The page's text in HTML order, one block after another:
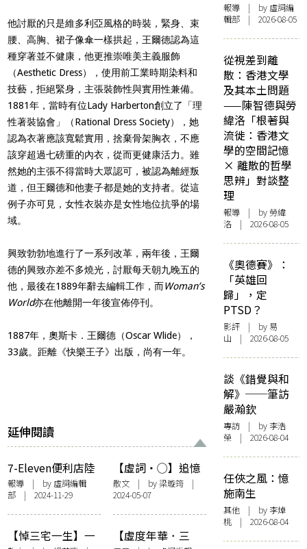
他討厭的只是維多利亞風格的時裝，緊身、束
腰、高胸、裙子像傘一樣拱起，王爾德認為這
種穿著並不健康，他更推崇唯美主義服飾
（Aesthetic Dress），使用前工業時期染料和
技藝，拒絕緊身，主張裝飾性與實用性兼備。
1881年，當時有位Lady Harberton創立了「理
性著裝協會」（Rational Dress Society），她
認為衣著應該寬鬆實用，捨棄骨架胸衣，不應
該穿超過七磅重的內衣，從而更健康活力。雖
然她的主張不得當時大眾認可，被認為離經叛
道，但王爾德和他妻子都是她的支持者。從這
例子亦可見，女性衣裝亦是女性地位抗爭的場
域。
興致勃勃地進行了一系列改革，兩年後，王爾
德的興致亦差不多燒光，討厭每天朝九晚五的
他，最後在1889年辭去編輯工作，而Woman’s
World亦在他離開一年後宣佈停刊。
1887年，奧斯卡．王爾德（Oscar Wlide），
33歲。距離《快樂王子》出版，尚有一年。
延伸閱讀
7-Eleven便利店陸
續取消店內的雜誌
架 紙媒在新時代下
如何生存？
報導 | by 虛詞編輯
部 | 2024-11-29
【虛詞・◯】追憶
90年代香港雜誌年
華
散文| by梁璇筠|
2024-05-07
【悼三宅一生】一
【虛度年華．三
報導 | by 虛詞編
輯部 | 2026-08-05
從視差到離
散：香港文學
及其本土問題
——陳智德與勞
緯洛「根著與
流徙：香港文
學的空間記憶
× 離散的哲學
思辨」對談整
理
報導 | by 勞緯
洛 | 2026-08-05
《奧德賽》：
「英雄回
歸」，定
PTSD？
影評 | by 易
山 | 2026-08-05
談《錯覺與和
解》──筆訪
嚴瀚欽
專訪 | by 李浩
榮 | 2026-08-04
任俠之風：憶
施南生
其他 | by 李焯
桃 | 2026-08-04